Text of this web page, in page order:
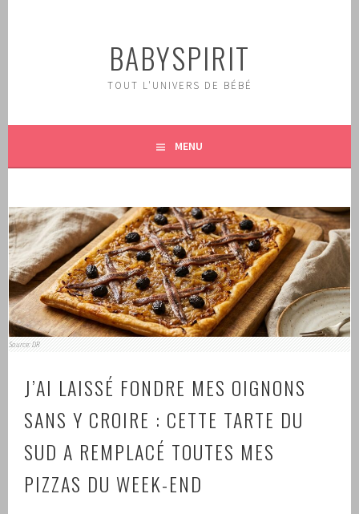
BABYSPIRIT
TOUT L'UNIVERS DE BÉBÉ
MENU
Source: DR
J’AI LAISSÉ FONDRE MES OIGNONS
SANS Y CROIRE : CETTE TARTE DU
SUD A REMPLACÉ TOUTES MES
PIZZAS DU WEEK-END